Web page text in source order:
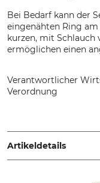
Bei Bedarf kann der
eingenähten Ring
kurzen, mit Schlauch
ermöglichen einen
Verantwortlicher
Verordnung
www.grube.de
Artikeldetails